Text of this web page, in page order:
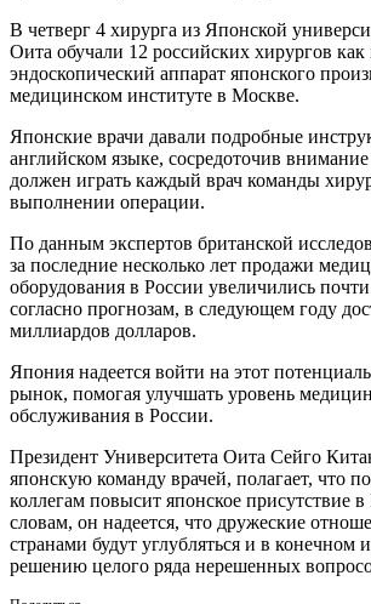
В четверг 4 хирурга из Японской
Оита обучали 12 российских хирургов как
эндоскопический аппарат японского
медицинском институте в Москве.
Японские врачи давали подробные
английском языке, сосредоточив
должен играть каждый врач команды
выполнении операции.
По данным экспертов британской
за последние несколько лет продажи
оборудования в России увеличились
согласно прогнозам, в следующем году
миллиардов долларов.
Япония надеется войти на этот
рынок, помогая улучшать уровень
обслуживания в России.
Президент Университета Оита Сейго
японскую команду врачей, полагает, что
коллегам повысит японское присутствие
словам, он надеется, что дружеские
странами будут углубляться и в конечном
решению целого ряда нерешенных